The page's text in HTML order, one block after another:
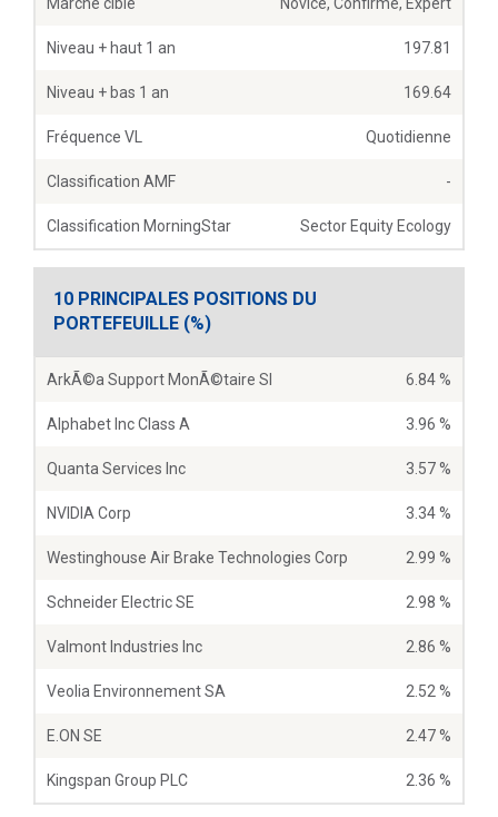
Niveau + haut 1 an 197.81
Niveau + bas 1 an 169.64
Fréquence VL Quotidienne
Classification AMF -
Classification MorningStar Sector Equity Ecology
10 PRINCIPALES POSITIONS DU
PORTEFEUILLE (%)
ArkÃ©a Support MonÃ©taire SI 6.84 %
Alphabet Inc Class A 3.96 %
Quanta Services Inc 3.57 %
NVIDIA Corp 3.34 %
Westinghouse Air Brake Technologies Corp 2.99 %
Schneider Electric SE 2.98 %
Valmont Industries Inc 2.86 %
Veolia Environnement SA 2.52 %
E.ON SE 2.47 %
Kingspan Group PLC 2.36 %